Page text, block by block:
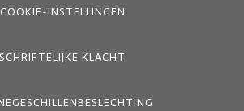
COOKIE-INSTELLINGEN
SCHRIFTELIJKE KLACHT